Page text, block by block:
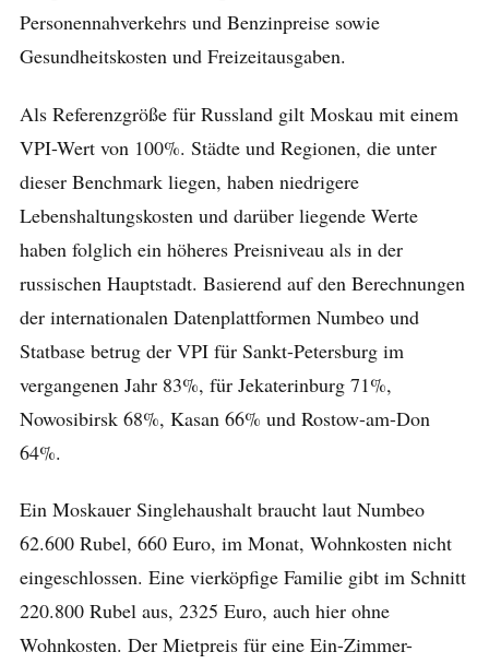
Personennahverkehrs und Benzinpreise sowie
Gesundheitskosten und Freizeitausgaben.
Als Referenzgröße für Russland gilt Moskau mit einem
VPI-Wert von 100%. Städte und Regionen, die unter
dieser Benchmark liegen, haben niedrigere
Lebenshaltungskosten und darüber liegende Werte
haben folglich ein höheres Preisniveau als in der
russischen Hauptstadt. Basierend auf den Berechnungen
der internationalen Datenplattformen Numbeo und
Statbase betrug der VPI für Sankt-Petersburg im
vergangenen Jahr 83%, für Jekaterinburg 71%,
Nowosibirsk 68%, Kasan 66% und Rostow-am-Don
64%.
Ein Moskauer Singlehaushalt braucht laut Numbeo
62.600 Rubel, 660 Euro, im Monat, Wohnkosten nicht
eingeschlossen. Eine vierköpfige Familie gibt im Schnitt
220.800 Rubel aus, 2325 Euro, auch hier ohne
Wohnkosten. Der Mietpreis für eine Ein-Zimmer-